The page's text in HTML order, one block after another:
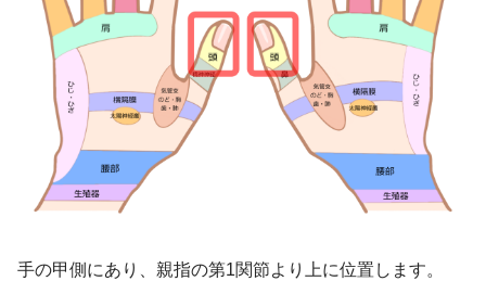
手の甲側にあり、親指の第1関節より上に位置します。